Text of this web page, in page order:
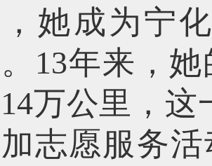
她成为宁
13年来，
万公里，这
志愿服务活